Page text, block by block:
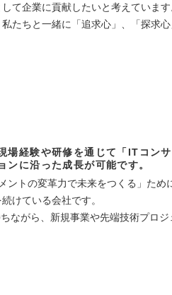
て企業に貢献したいと考えています
たちと一緒に「追求心」、「探求
場経験や研修を通じて「ITコン
に沿った成長が可能です。
ントの変革力で未来をつくる」ため
けている会社です。
ながら、新規事業や先端技術プロ